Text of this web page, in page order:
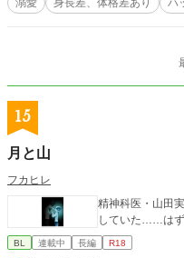
部】第１話〜
溺愛
身長差、体格差あり ハ
15
月と山
フカヒレ
精神科医・山田
BL 連載中 長編 R18